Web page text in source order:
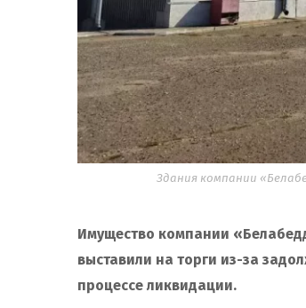
Здания компании
Имущество компании
выставили на торги из-за
процессе ликвидации.